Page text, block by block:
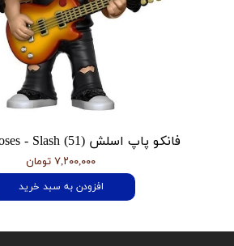
فانکو پاپ اسلش Guns 'N Roses - Slash (51)
۷,۲۰۰,۰۰۰ تومان
افزودن به سبد خرید